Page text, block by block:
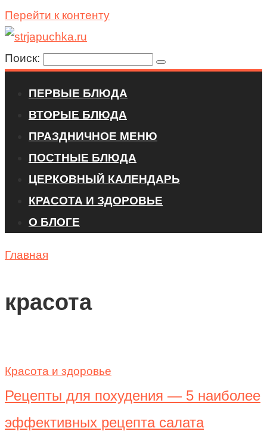
Перейти к контенту
Поиск:
ПЕРВЫЕ БЛЮДА
ВТОРЫЕ БЛЮДА
ПРАЗДНИЧНОЕ МЕНЮ
ПОСТНЫЕ БЛЮДА
ЦЕРКОВНЫЙ КАЛЕНДАРЬ
КРАСОТА И ЗДОРОВЬЕ
О БЛОГЕ
Главная
красота
Красота и здоровье
Рецепты для похудения — 5 наиболее
эффективных рецепта салата